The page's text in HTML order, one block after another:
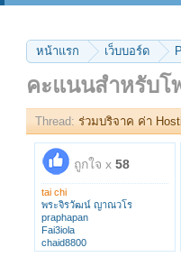
หน้าแรก เว็บบอร์ด
คะแนนสำหรับโ
Thread: ร่วมบริจาค ค่า
ถูกใจ x 58
tai chi
พระจิรวัฒน์ ญาณวโร
praphapan
Fai3iola
chaid8800
Piyarat Gehrke